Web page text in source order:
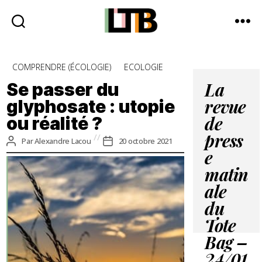
Bag
Média
d'information
Catégories
COMPRENDRE (ÉCOLOGIE) ECOLOGIE
Se passer du
glyphosate : utopie
ou réalité ?
Auteur
de
l’article
ParAlexandre Lacou
Date
de
l’article
20 octobre 2021
La
revue
de
press
e
matin
ale
du
Tote
Bag –